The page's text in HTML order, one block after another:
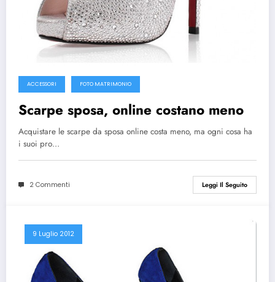
ACCESSORI FOTO MATRIMONIO
Scarpe sposa, online costano meno
Acquistare le scarpe da sposa online costa meno, ma ogni cosa ha
i suoi pro…
2 Commenti Leggi Il Seguito
9 Luglio 2012